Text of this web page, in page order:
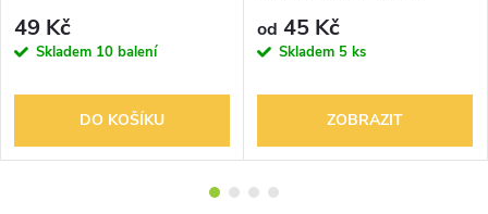
49 Kč
Skladem 10 balení
DO KOŠÍKU
od 45 Kč
Skladem 5 ks
ZOBRAZIT